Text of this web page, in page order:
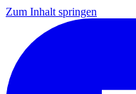
Zum Inhalt springen